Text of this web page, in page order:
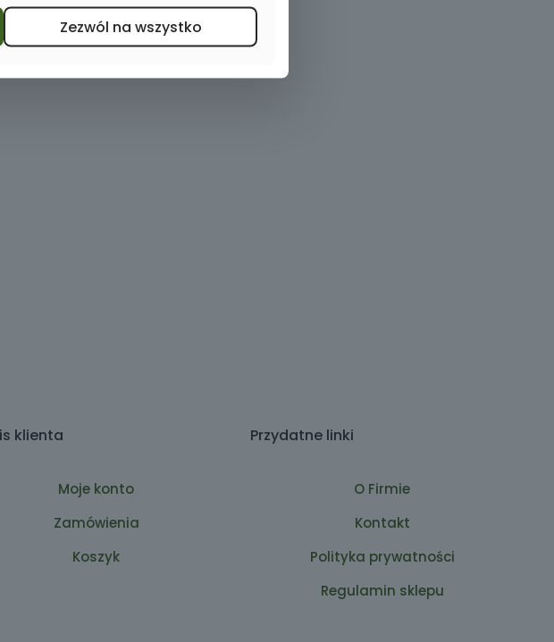
klienta
Moje konto
Zamówienia
Koszyk
Przydatne linki
O Firmie
Kontakt
Polityka prywatności
Regulamin sklepu
Zezwól na wszystko